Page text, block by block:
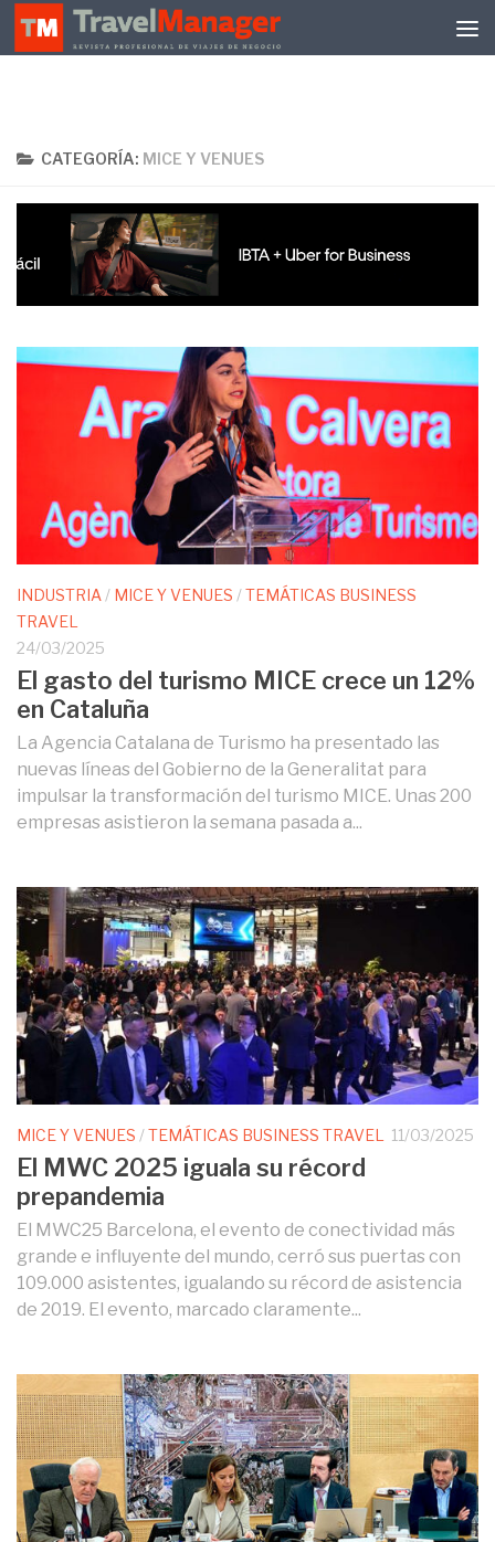
Debajo del contenido
CATEGORÍA: MICE Y VENUES
INDUSTRIA / MICE Y VENUES /TEMÁTICAS BUSINESS
TRAVEL
24/03/2025
El gasto del turismo MICE crece un 12%
en Cataluña
La Agencia Catalana de Turismo ha presentado las
nuevas líneas del Gobierno de la Generalitat para
impulsar la transformación del turismo MICE. Unas 200
empresas asistieron la semana pasada a...
MICE Y VENUES /TEMÁTICAS BUSINESS TRAVEL 11/03/2025
El MWC 2025 iguala su récord
prepandemia
El MWC25 Barcelona, el evento de conectividad más
grande e influyente del mundo, cerró sus puertas con
109.000 asistentes, igualando su récord de asistencia
de 2019. El evento, marcado claramente...